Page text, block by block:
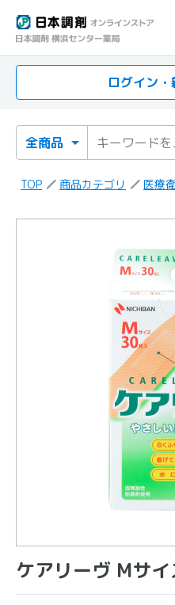
ログイン
検索カテゴリ
検索キーワード
TOP 商品カテゴリ 医療
ケアリーヴ Mサ